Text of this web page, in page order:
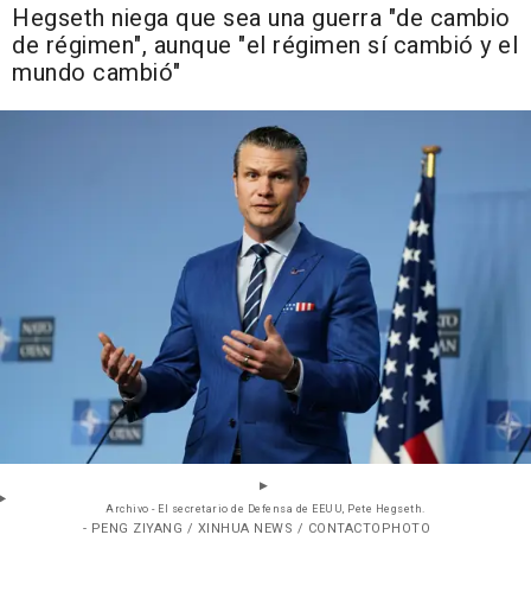
Hegseth niega que sea una guerra "de cambio
de régimen", aunque "el régimen sí cambió y el
mundo cambió"
Archivo - El secretario de Defensa de EEUU, Pete Hegseth.
- PENG ZIYANG / XINHUA NEWS / CONTACTOPHOTO